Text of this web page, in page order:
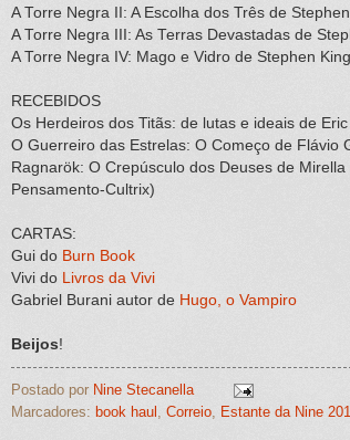
A Torre Negra II: A Escolha dos Três de
A Torre Negra III: As Terras Devastadas de
A Torre Negra IV: Mago e Vidro de Stephen King
RECEBIDOS
Os Herdeiros dos Titãs: de lutas e ideais de
O Guerreiro das Estrelas: O Começo de Flávio
Ragnarök: O Crepúsculo dos Deuses de
Pensamento-Cultrix)
CARTAS:
Gui do Burn Book
Vivi do
Livros da Vivi
Gabriel Burani autor de Hugo, o Vampiro
Beijos!
Postado por Nine Stecanella
Marcadores: book haul Correio Estante da Nine